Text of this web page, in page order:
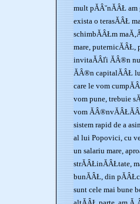
mult pĂÂ˘nĂÂŁ
exista o terasĂÂŁ
schimbĂÂŁm
mare, puternicĂÂŁ,
invitaĂÂľi ĂÂ®n
ĂÂ®n capitalĂÂŁ
care le vom
vom pune, trebuie
vom
sistem rapid de a
al lui Popovici, cu
un salariu mare,
strĂÂŁinĂÂŁtate,
bunĂÂŁ, din
sunt cele mai bune